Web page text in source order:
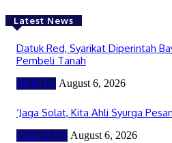
Latest News
Datuk Red, Syarikat Diperintah
Pembeli Tanah
BERITA August 6, 2026
‘Jaga Solat, Kita Ahli Syurga
HIBURAN August 6, 2026